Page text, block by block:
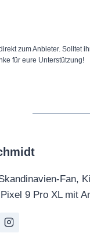
zum Anbieter. Solltet
für eure Unterstützung!
Fan,
9 Pro XL mit